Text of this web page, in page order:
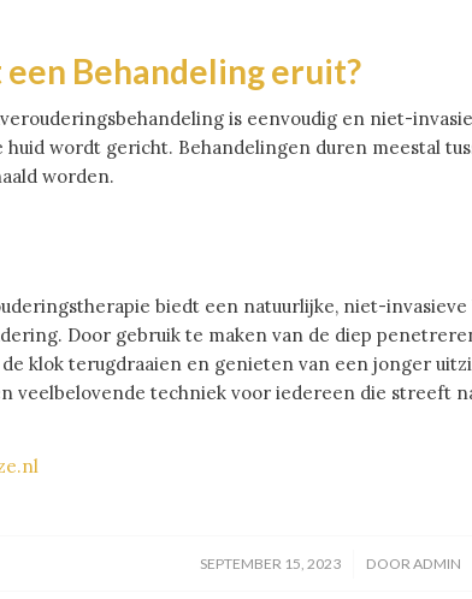
een Behandeling eruit?
is eenvoudig en niet-
wordt gericht. Behandelingen duren meestal
worden.
biedt een natuurlijke, niet-
Door gebruik te maken van de diep
klok terugdraaien en genieten van een jonger
veelbelovende techniek voor iedereen die streeft
SEPTEMBER 15, 2023
/ DOOR ADMIN